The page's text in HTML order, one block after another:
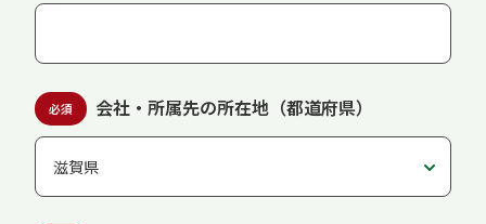
必須 会社・所属先の所在地（都道府県）